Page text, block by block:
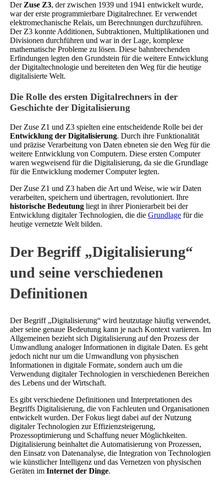
DerZuse Z3, der zwischen 1939 und 1941 entwickelt wurde,
war der erste programmierbare Digitalrechner. Er verwendet
elektromechanische Relais, um Berechnungen durchzuführen.
Der Z3 konnte Additionen, Subtraktionen, Multiplikationen und
Divisionen durchführen und war in der Lage, komplexe
mathematische Probleme zu lösen. Diese bahnbrechenden
Erfindungen legten den Grundstein für die weitere Entwicklung
der Digitaltechnologie und bereiteten den Weg für die heutige
digitalisierte Welt.
Die Rolle des ersten Digitalrechners in der
Geschichte der Digitalisierung
Der Zuse Z1 und Z3 spielten eine entscheidende Rolle bei der
Entwicklung der Digitalisierung. Durch ihre Funktionalität
und präzise Verarbeitung von Daten ebneten sie den Weg für die
weitere Entwicklung von Computern. Diese ersten Computer
waren wegweisend für die Digitalisierung, da sie die Grundlage
für die Entwicklung moderner Computer legten.
Der Zuse Z1 und Z3 haben die Art und Weise, wie wir Daten
verarbeiten, speichern und übertragen, revolutioniert. Ihre
historische Bedeutung liegt in ihrer Pionierarbeit bei der
Entwicklung digitaler Technologien, die die Grundlage für die
heutige vernetzte Welt bilden.
Der Begriff „Digitalisierung“
und seine verschiedenen
Definitionen
Der Begriff „Digitalisierung“ wird heutzutage häufig verwendet,
aber seine genaue Bedeutung kann je nach Kontext variieren. Im
Allgemeinen bezieht sich Digitalisierung auf den Prozess der
Umwandlung analoger Informationen in digitale Daten. Es geht
jedoch nicht nur um die Umwandlung von physischen
Informationen in digitale Formate, sondern auch um die
Verwendung digitaler Technologien in verschiedenen Bereichen
des Lebens und der Wirtschaft.
Es gibt verschiedene Definitionen und Interpretationen des
Begriffs Digitalisierung, die von Fachleuten und Organisationen
entwickelt wurden. Der Fokus liegt dabei auf der Nutzung
digitaler Technologien zur Effizienzsteigerung,
Prozessoptimierung und Schaffung neuer Möglichkeiten.
Digitalisierung beinhaltet die Automatisierung von Prozessen,
den Einsatz von Datenanalyse, die Integration von Technologien
wie künstlicher Intelligenz und das Vernetzen von physischen
Geräten im Internet der Dinge.